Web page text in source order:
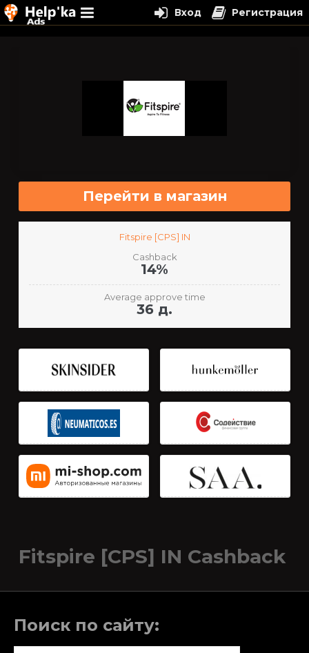
Перейти в магазин
Fitspire [CPS] IN
Cashback
14%
Average approve time
36 д.
Fitspire [CPS] IN Cashback
Поиск по сайту:
Вход Регистрация